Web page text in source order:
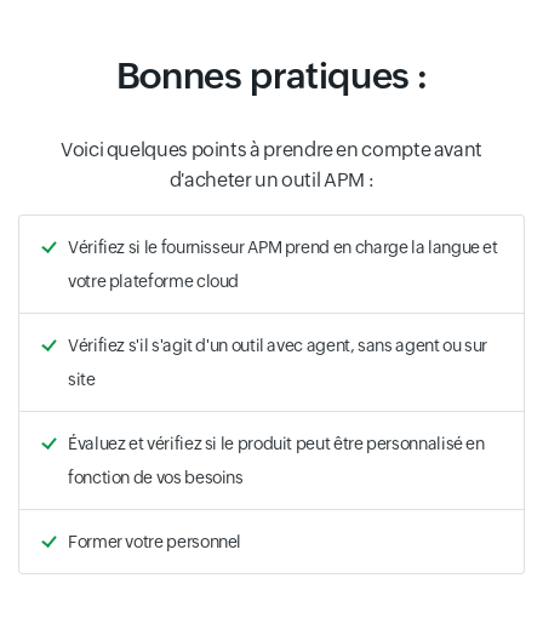
Bonnes pratiques :
Voici quelques points à prendre en compte avant
d'acheter un outil APM :
Vérifiez si le fournisseur APM prend en charge la langue et
votre plateforme cloud
Vérifiez s'il s'agit d'un outil avec agent, sans agent ou sur
site
Évaluez et vérifiez si le produit peut être personnalisé en
fonction de vos besoins
Former votre personnel